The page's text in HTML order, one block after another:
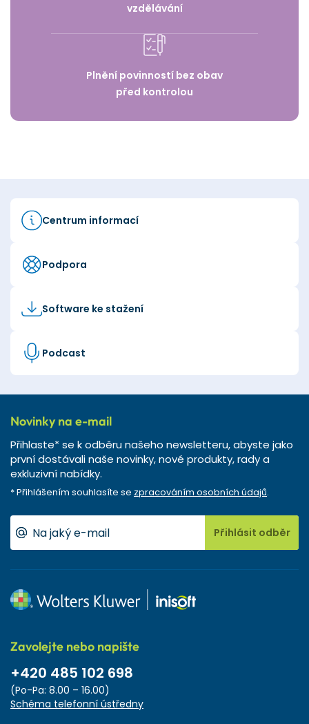
vzdělávání
Plnění povinností bez obav
před kontrolou
Centrum informací
Podpora
Software ke stažení
Podcast
Novinky na e-mail
Přihlaste* se k odběru našeho newsletteru, abyste jako
první dostávali naše novinky, nové produkty, rady a
exkluzivní nabídky.
* Přihlášením souhlasíte se zpracováním osobních údajů.
Přihlásit odběr
Zavolejte nebo napište
+420 485 102 698
(Po-Pa: 8.00 – 16.00)
Schéma telefonní ústředny